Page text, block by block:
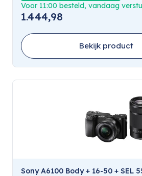
Voor 11:00 besteld, vandaag
1.444,98
Bekijk product
Sony A6100 Body + 16-50 + SEL